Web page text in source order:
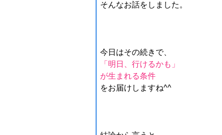
そんなお話をしました。
今日はその続きで、
「明日、行けるかも」
が生まれる条件
をお届けしますね^^